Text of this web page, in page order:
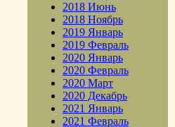
2018 Июнь
2018 Ноябрь
2019 Январь
2019 Февраль
2020 Январь
2020 Февраль
2020 Март
2020 Декабрь
2021 Январь
2021 Февраль